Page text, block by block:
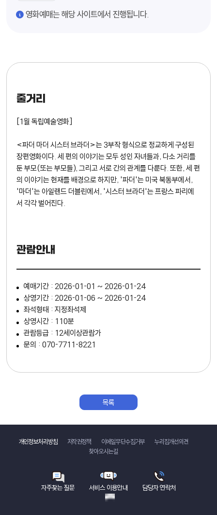
영화예매는 해당 사이트에서 진행됩니다.
줄거리
[1월 독립예술영화]
<파더 마더 시스터 브라더>는 3부작 형식으로 정교하게 구성된
장편영화이다. 세 편의 이야기는 모두 성인 자녀들과, 다소 거리를
둔 부모(또는 부모들), 그리고 서로 간의 관계를 다룬다. 또한, 세 편
의 이야기는 현재를 배경으로 하지만, '파더'는 미국 북동부에서,
'마더'는 아일랜드 더블린에서, '시스터 브라더'는 프랑스 파리에
서 각각 벌어진다.
관람안내
예매기간 : 2026-01-01 ~ 2026-01-24
상영기간 : 2026-01-06 ~ 2026-01-24
좌석형태 : 지정좌석제
상영시간 : 110분
관람등급 : 12세이상관람가
문의 : 070-7711-8221
목록
개인정보처리방침 저작권정책 이메일무단수집거부
누리집개선의견
찾아오시는길
자주찾는 질문 서비스 이용안내 담당자 연락처